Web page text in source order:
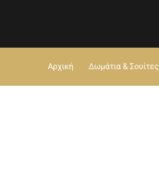
Αρχική Δωμάτια & Σουίτες